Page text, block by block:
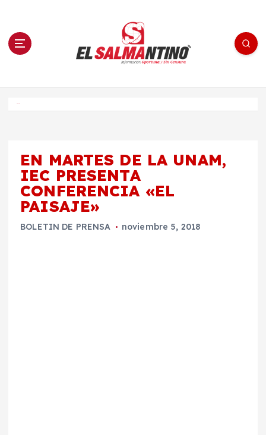
n El Salmantino - medios/noticias/editorial
EN MARTES DE LA UNAM,
IEC PRESENTA
CONFERENCIA «EL
PAISAJE»
BOLETIN DE PRENSA noviembre 5, 2018